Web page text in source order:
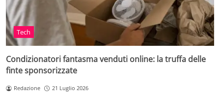
Tech
Condizionatori fantasma venduti online: la truffa delle
finte sponsorizzate
Redazione 21 Luglio 2026